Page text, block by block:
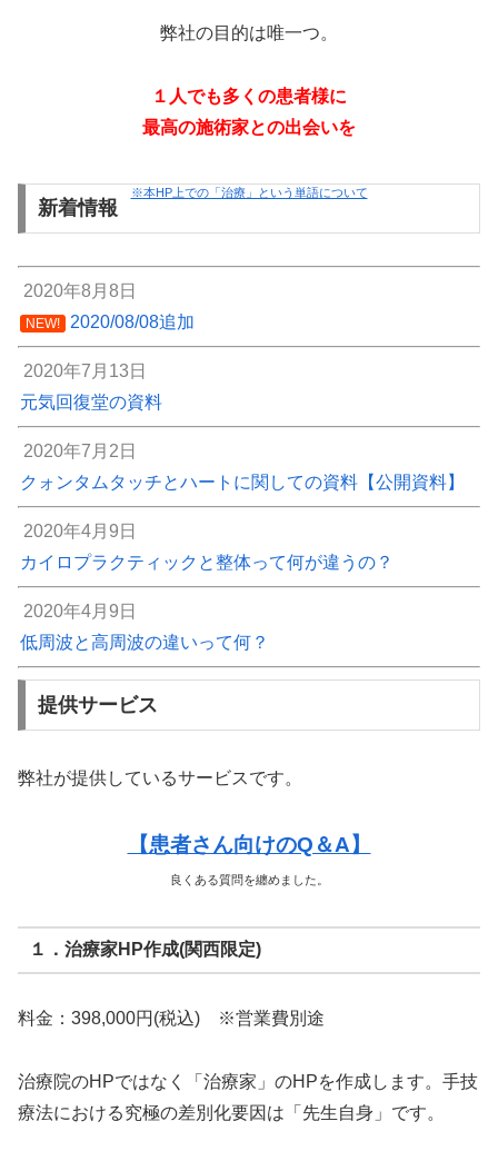
弊社の目的は唯一つ。
１人でも多くの患者様に
最高の施術家との出会いを
※本HP上での「治療」という単語について
新着情報
2020年8月8日
NEW! 2020/08/08追加
2020年7月13日
元気回復堂の資料
2020年7月2日
クォンタムタッチとハートに関しての資料【公開資料】
2020年4月9日
カイロプラクティックと整体って何が違うの？
2020年4月9日
低周波と高周波の違いって何？
提供サービス
弊社が提供しているサービスです。
【患者さん向けのQ＆A】
良くある質問を纏めました。
１．治療家HP作成(関西限定)
料金：398,000円(税込) ※営業費別途
治療院のHPではなく「治療家」のHPを作成します。手技
療法における究極の差別化要因は「先生自身」です。